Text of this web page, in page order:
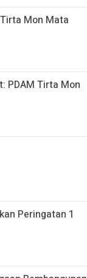
Mon Mata
PDAM Tirta Mon
Peringatan 1